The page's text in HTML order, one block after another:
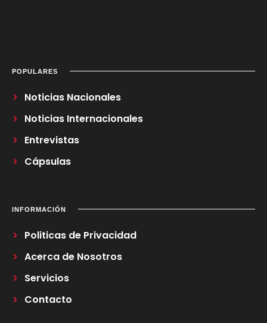
POPULARES
Noticias Nacionales
Noticias Internacionales
Entrevistas
Cápsulas
INFORMACIÓN
Politicas de Privacidad
Acerca de Nosotros
Servicios
Contacto